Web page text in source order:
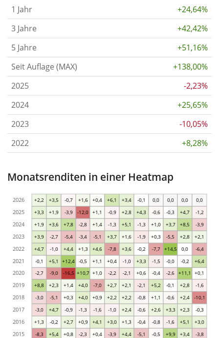
1 Jahr
+24,64%
3 Jahre
+42,42%
5 Jahre
+51,16%
Seit Auflage (MAX)
+138,00%
2025
-2,23%
2024
+25,65%
2023
-10,05%
2022
+8,28%
Monatsrenditen in einer Heatmap
-8,3 +5,4 +0,8 -2,3 +0,4 -3,9 +4,4 -5,1 -0,5 +9,9 +3,4 -3,8
+1,3 -0,2 +2,7 +0,9 +4,1 +3,0 +1,3 -0,4 -0,8 -1,6 +5,1 +3,0
-3,0 +4,7 -0,9 -1,3 -1,6 -1,0 +2,4 -0,6 +2,6 +3,3 +2,3 -0,3
-3,0 -5,1 +0,3 +4,0 +0,9 +2,2 +2,2 -0,8 +1,1 -0,6 +2,4 -10,1
+8,8 +2,3 +1,4 +4,0 -7,0 +2,7 +2,1 -2,1 +5,2 -0,1 +2,8 -1,6
-2,7 -9,0 -16,5 +10,7 +1,0 -2,2 -2,1 +0,6 -0,4 -2,6 +11,1 +0,1
-0,1 +5,1 +12,4 -0,5 +1,1 +0,4 -1,0 +3,3 -1,5 -0,0 -0,2 +6,4
+4,7 -1,0 +4,4 +1,3 +4,6 -7,8 +3,6 -0,2 -7,7 +14,5 0,0 -6,4
+3,9 -2,7 -5,4 -3,4 -5,1 +3,7 +1,6 -1,9 +0,3 -5,5 +2,8 +2,1
+1,9 +3,6 +7,8 -2,8 +1,4 -1,3 +5,1 -1,3 +1,0 +3,7 +8,5 -3,9
+3,3 +1,9 -3,9 -12,0 +1,1 -0,9 +2,8 +4,3 -0,6 -0,3 +4,7 -1,2
+2,2 +3,5 -0,7 +1,6 +0,4 +6,1 +3,4 -0,1 0,0 0,0 0,0 0,0
2015
2016
2017
2018
2019
2020
2021
2022
2023
2024
2025
2026